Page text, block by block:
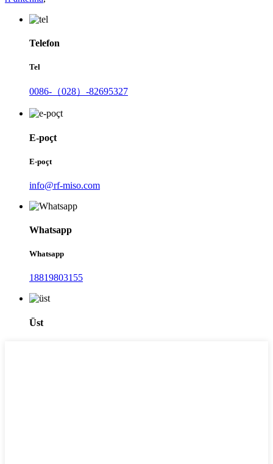
Telefon
Tel
0086-（028）-82695327
E-poçt
E-poçt
info@rf-miso.com
Whatsapp
Whatsapp
18819803155
Üst